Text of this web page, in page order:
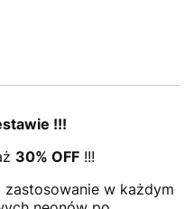
!!!
30% OFF !!!
zastosowanie w każdym